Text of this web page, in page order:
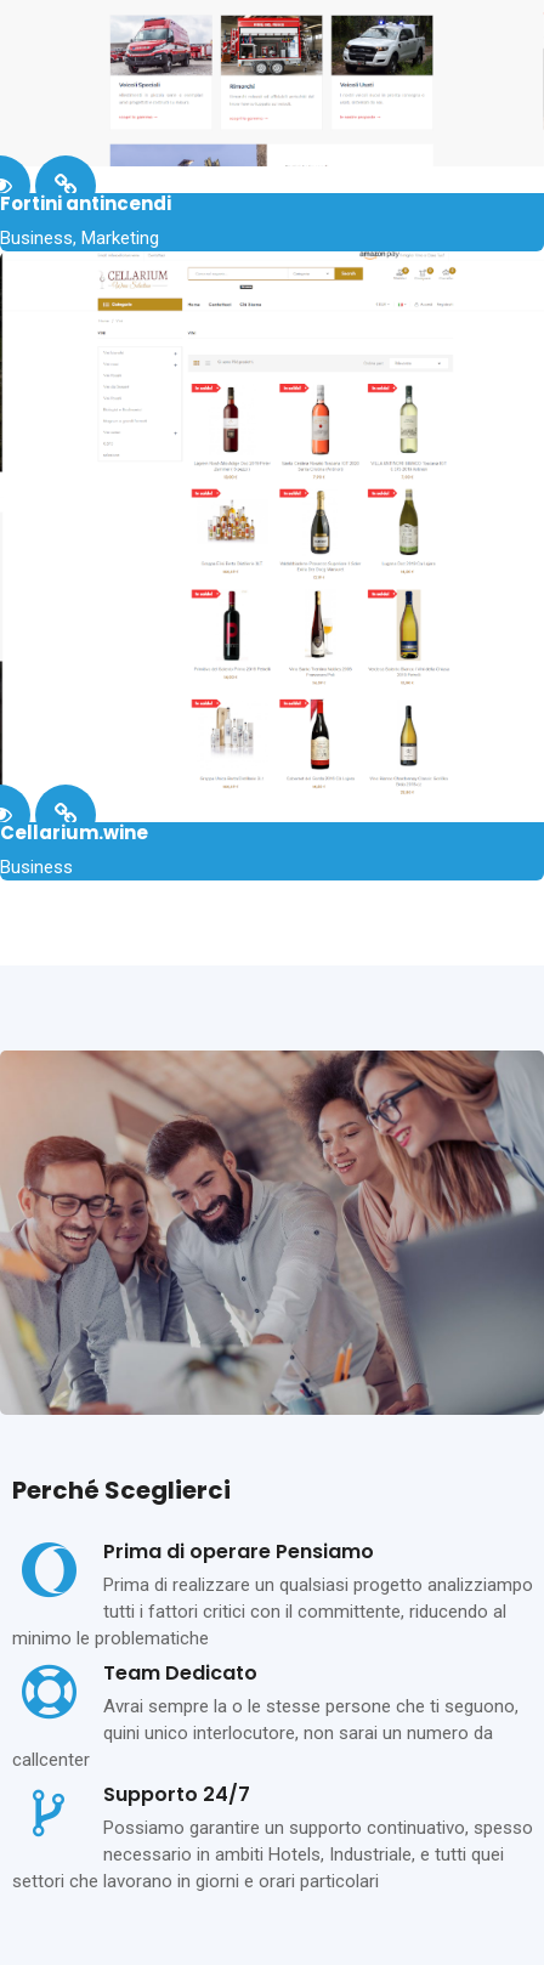
Fortini antincendi
Business, Marketing
Cellarium.wine
Business
Perché Sceglierci
Prima di operare Pensiamo
Prima di realizzare un qualsiasi progetto analizziampo
tutti i fattori critici con il committente, riducendo al
minimo le problematiche
Team Dedicato
Avrai sempre la o le stesse persone che ti seguono,
quini unico interlocutore, non sarai un numero da
callcenter
Supporto 24/7
Possiamo garantire un supporto continuativo, spesso
necessario in ambiti Hotels, Industriale, e tutti quei
settori che lavorano in giorni e orari particolari